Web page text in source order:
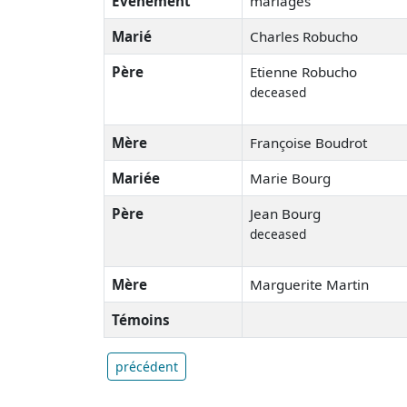
Marié
Charles Robucho
Père
Etienne Robucho
deceased
Mère
Françoise Boudrot
Mariée
Marie Bourg
Père
Jean Bourg
deceased
Mère
Marguerite Martin
Témoins
précédent